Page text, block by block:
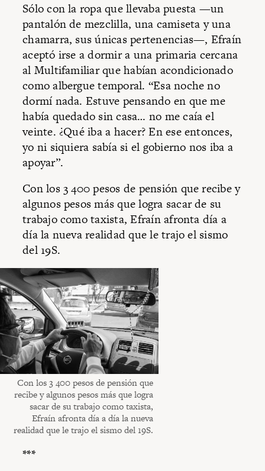
Sólo con la ropa que llevaba puesta —un
pantalón de mezclilla, una camiseta y una
chamarra, sus únicas pertenencias—, Efraín
aceptó irse a dormir a una primaria cercana
al Multifamiliar que habían acondicionado
como albergue temporal. “Esa noche no
dormí nada. Estuve pensando en que me
había quedado sin casa… no me caía el
veinte. ¿Qué iba a hacer? En ese entonces,
yo ni siquiera sabía si el gobierno nos iba a
apoyar”.
Con los 3 400 pesos de pensión que recibe y
algunos pesos más que logra sacar de su
trabajo como taxista, Efraín afronta día a
día la nueva realidad que le trajo el sismo
del 19S.
Con los 3 400 pesos de pensión que
recibe y algunos pesos más que logra
sacar de su trabajo como taxista,
Efraín afronta día a día la nueva
realidad que le trajo el sismo del 19S.
***